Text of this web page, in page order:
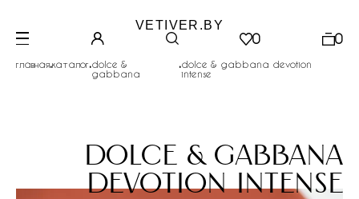
VETIVER.BY
0 0
главная.каталог.dolce &
gabbana
.dolce & gabbana devotion
intense
dolce & gabbana
devotion intense